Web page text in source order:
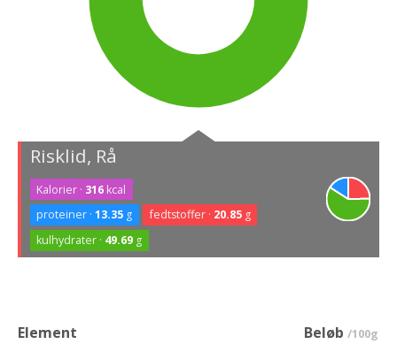
Risklid, Rå
Kalorier · 316 kcal
proteiner ·13.35 g fedtstoffer · 20.85g
kulhydrater · 49.69 g
Element Beløb /100g